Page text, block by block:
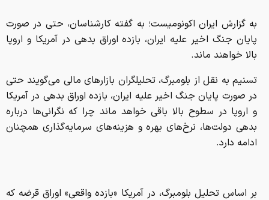
به گزارش ایران اکونومیست؛ به گفته کارشناسان، حتی در صورت
پایان جنگ اخیر علیه ایران، بازده اوراق بدهی در آمریکا و اروپا
بالا خواهند ماند.
تسنیم به نقل از بلومبرگ، تحلیلگران بازارهای مالی می‌گویند حتی
در صورت پایان جنگ اخیر علیه ایران، بازده اوراق بدهی در آمریکا
و اروپا در سطوح بالا باقی خواهد ماند چرا که نگرانی‌ها درباره
بدهی دولت‌ها، نرخ‌های بهره و هزینه‌های سرمایه‌گذاری همچنان
ادامه دارد.
بر اساس تحلیل بلومبرگ، در آمریکا «بازده واقعی» اوراق قرضه که